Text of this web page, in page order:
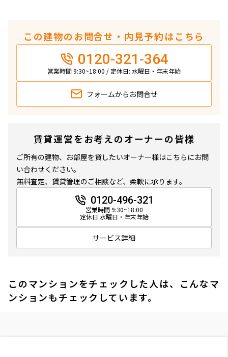
この建物のお問合せ・内見予約はこちら
0120-321-364
営業時間 9:30~18:00 / 定休日: 水曜日・年末年始
フォームから お問合せ
賃貸運営をお考えのオーナーの皆様
ご所有の建物、お部屋を貸したいオーナー様はこちらにお問
い合わせください。
無料査定、賃貸管理のご相談など、柔軟に承ります。
0120-496-321
営業時間 9:30~18:00
定休日 水曜日・年末年始
サービス詳細
このマンションをチェックした人は、こんなマ
ンションもチェックしています。